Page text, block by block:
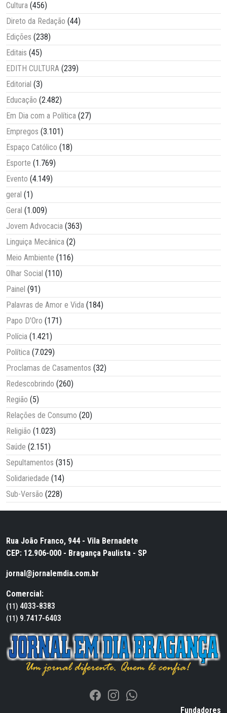
Cultura (456)
Direto da Redação (44)
Edições (238)
Editais (45)
EDITH CULTURA (239)
Editorial (3)
Educação (2.482)
Em Dia com a Política (27)
Empregos (3.101)
Espaço Católico (18)
Esporte (1.769)
Evento (4.149)
geral (1)
Geral (1.009)
Jovem Advocacia (363)
Linguiça Mecânica (2)
Meio Ambiente (116)
Olhar Social (110)
Painel (91)
Palavras de Amor e Vida (184)
Papo D'Oro (171)
Polícia (1.421)
Política (7.029)
Proclamas de Casamentos (32)
Redescobrindo (260)
Região (5)
Relações de Consumo (20)
Religião (1.023)
Saúde (2.151)
Sepultamentos (315)
Solidariedade (14)
Sub-Versão (228)
Rua João Franco, 944 - Vila Bernadete
CEP: 12.906-000 - Bragança Paulista - SP
jornal@jornalemdia.com.br
Comercial:
(11) 4033-8383
(11) 9.7417-6403
Fundadores